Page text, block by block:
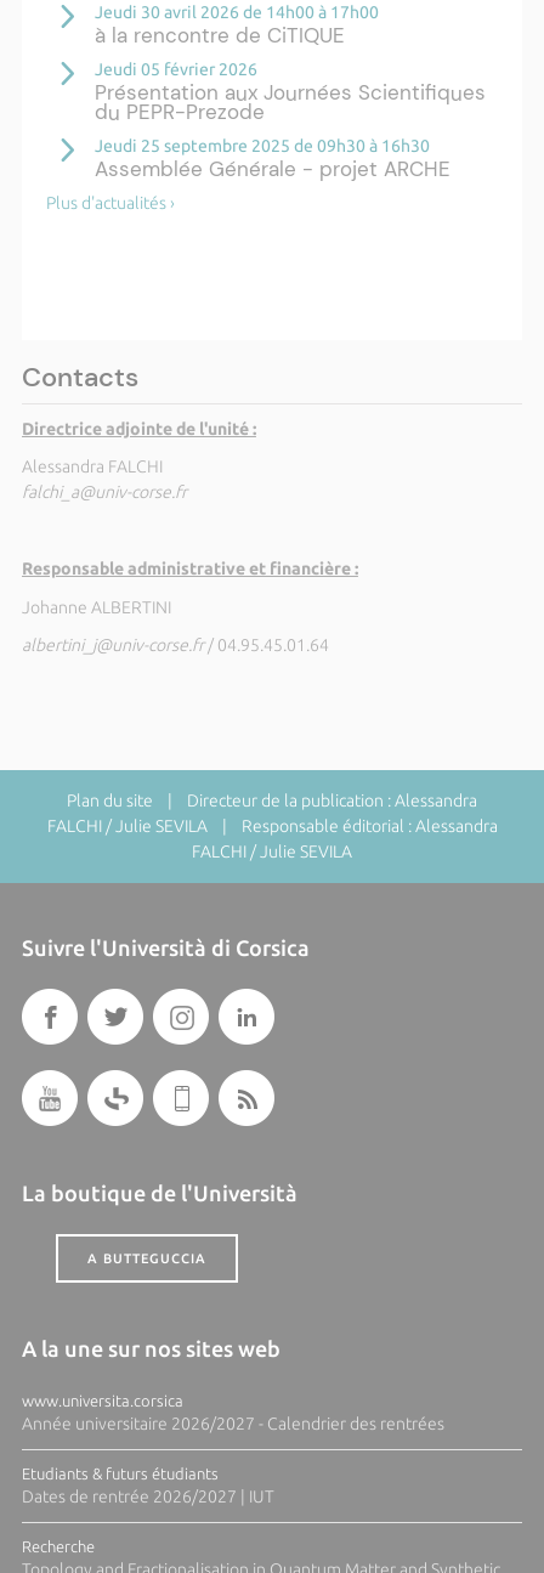
Jeudi 30 avril 2026 de 14h00 à 17h00
à la rencontre de CiTIQUE
Jeudi 05 février 2026
Présentation aux Journées Scientifiques
du PEPR-Prezode
Jeudi 25 septembre 2025 de 09h30 à 16h30
Assemblée Générale - projet ARCHE
Plus d'actualités ›
Contacts
Directrice adjointe de l'unité :
Alessandra FALCHI
falchi_a@univ-corse.fr
Responsable administrative et financière :
Johanne ALBERTINI
albertini_j@univ-corse.fr/ 04.95.45.01.64
Plan du site | Directeur de la publication : Alessandra
FALCHI / Julie SEVILA | Responsable éditorial : Alessandra
FALCHI / Julie SEVILA
Suivre l'Università di Corsica
La boutique de l'Università
A BUTTEGUCCIA
A la une sur nos sites web
www.universita.corsica
Année universitaire 2026/2027 - Calendrier des rentrées
Etudiants & futurs étudiants
Dates de rentrée 2026/2027 | IUT
Recherche
Topology and Fractionalisation in Quantum Matter and Synthetic